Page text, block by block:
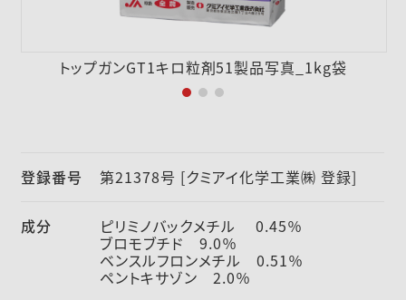
トップガンGT1キロ粒剤51製品写真_1kg袋
登録番号 第21378号 [クミアイ化学工業㈱ 登録]
成分 ピリミノバックメチル 0.45％
ブロモブチド 9.0％
ベンスルフロンメチル 0.51％
ペントキサゾン 2.0％